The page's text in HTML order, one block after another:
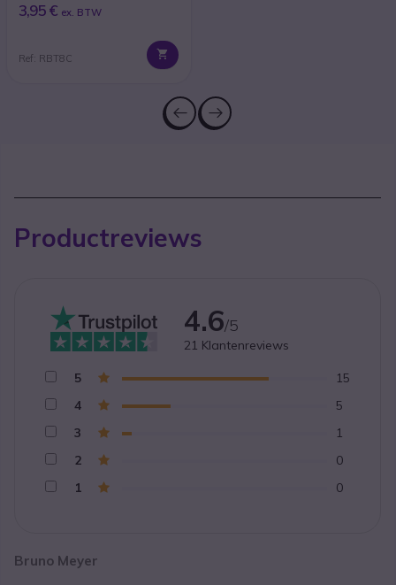
3,95 € ex. BTW
Ref: RBT8C
Productreviews
Bruno Meyer
4.6/5
21 Klantenreviews
5
15
4
5
3
1
2
0
1
0